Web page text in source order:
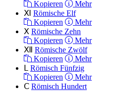
Kopieren
Mehr
Ⅺ Römische Elf
Kopieren
Mehr
Ⅹ Römische Zehn
Kopieren
Mehr
Ⅻ
Römische Zwölf
Kopieren
Mehr
Römisch Fünfzig
Kopieren
Mehr
Ⅽ Römisch Hundert